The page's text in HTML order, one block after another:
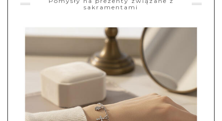
sakramentami